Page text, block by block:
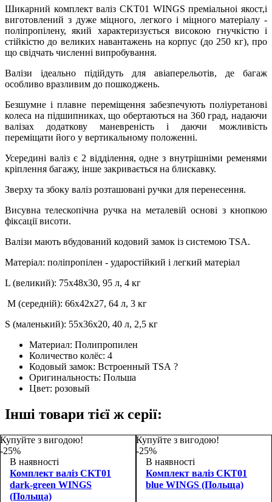
Шикарний комплект валіз CKT01 WINGS преміальноі якост,і
виготовлений з дуже міцного, легкого і міцного матеріалу -
поліпропілену, який характеризується високою гнучкістю і
стійкістю до великих навантажень на корпус (до 250 кг), про
що свідчать численні випробування.
Валізи ідеально підійдуть для авіаперельотів, де багаж
особливо вразливим до пошкоджень.
Безшумне і плавне переміщення забезпечують поліуретанові
колеса на підшипниках, що обертаються на 360 град, надаючи
валізах додаткову маневреність і даючи можливість
переміщати його у вертикальному положенні.
Усередині валіз є 2 відділення, одне з внутрішніми ременями
кріплення багажу, інше закривається на блискавку.
Зверху та збоку валіз розташовані ручки для перенесення.
Висувна телескопічна ручка на металевій основі з кнопкою
фіксації висоти.
Валізи мають вбудований кодовий замок із системою TSA.
Матеріал: поліпропілен - ударостійкий і легкий матеріал
L (великий): 75х48х30, 95 л, 4 кг
M (середній): 66х42х27, 64 л, 3 кг
S (маленький): 55х36х20, 40 л, 2,5 кг
Материал: Полипропилен
Количество колёс: 4
Кодовый замок: Встроенный TSA ?
Оригинальность: Польша
Цвет: розовый
Інші товари тієї ж серії:
Купуйте з вигодою!
-25%
В наявності
Комплект валіз CKT01
dark-green WINGS
(Польща)
Купуйте з вигодою!
-25%
В наявності
Комплект валіз CKT01
blue WINGS (Польща)